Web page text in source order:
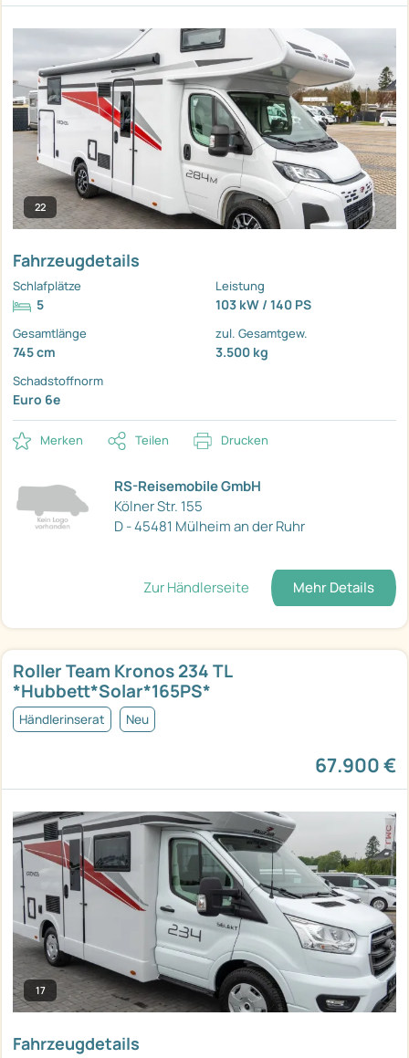
22
Fahrzeugdetails
Schlafplätze
5
Leistung
103 kW / 140 PS
Gesamtlänge
745 cm
zul. Gesamtgew.
3.500 kg
Schadstoffnorm
Euro 6e
Merken Teilen Drucken
RS-Reisemobile GmbH
Kölner Str. 155
D - 45481 Mülheim an der Ruhr
Zur Händlerseite Mehr Details
Roller Team Kronos 234 TL
*Hubbett*Solar*165PS*
Händlerinserat Neu
67.900 €
17
Fahrzeugdetails